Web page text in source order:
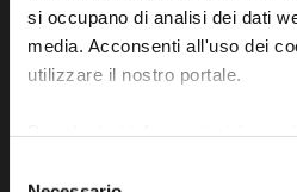
si occupano di analisi dei dati
media. Acconsenti all'uso dei
utilizzare il nostro portale.